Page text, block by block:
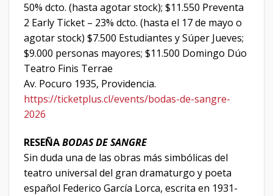
50% dcto. (hasta agotar stock); $11.550 Preventa
2 Early Ticket – 23% dcto. (hasta el 17 de mayo o
agotar stock) $7.500 Estudiantes y Súper Jueves;
$9.000 personas mayores; $11.500 Domingo Dúo
Teatro Finis Terrae
Av. Pocuro 1935, Providencia.
https://ticketplus.cl/events/bodas-de-sangre-
2026
RESEÑABODAS DE SANGRE
Sin duda una de las obras más simbólicas del
teatro universal del gran dramaturgo y poeta
español Federico García Lorca, escrita en 1931-